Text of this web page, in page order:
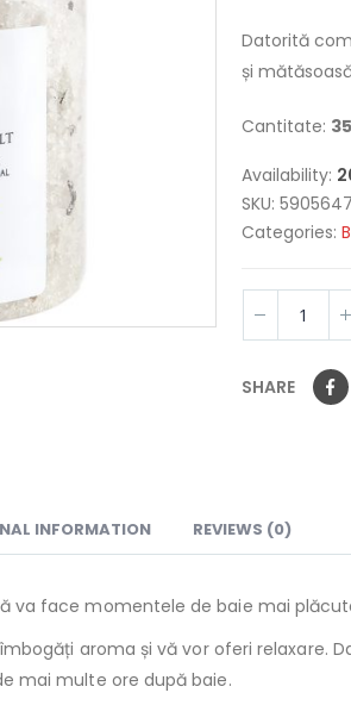
Datorită
și
Cantitate:
Availability:
SKU:
Categories:
SHARE
INFORMATION REVIEWS (0)
va face momentele de baie mai
aroma și vă vor oferi relaxare.
mai multe ore după baie.